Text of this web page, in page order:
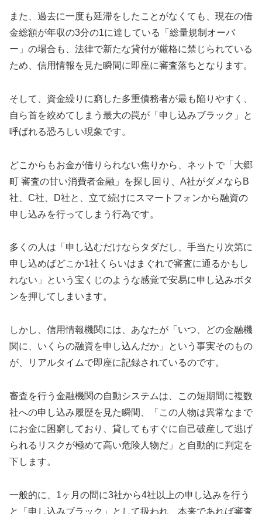
また、過去に一度も延滞をしたことがなくても、現在の借
金総額が年収の3分の1に達している「総量規制オーバ
ー」の場合も、法律で新たな貸付が厳格に禁じられている
ため、信用情報を見た瞬間に即座に審査落ちとなります。
そして、資金繰りに窮した多重債務者が最も陥りやすく、
自ら首を絞めてしまう最大の罠が「申し込みブラック」と
呼ばれる恐ろしい現象です。
どこからもお金が借りられない焦りから、ネットで「大郷
町 審査の甘い消費者金融」を探し回り、A社がダメならB
社、C社、D社と、立て続けにスマートフォンから融資の
申し込みを行ってしまう行為です。
多くの人は「申し込むだけならタダだし、手当たり次第に
申し込めばどこか1社くらいはまぐれで審査に通るかもし
れない」という宝くじのような感覚で安易に申し込みボタ
ンを押してしまいます。
しかし、信用情報機関には、あなたが「いつ、どの金融機
関に、いくらの融資を申し込んだか」という事実そのもの
が、リアルタイムで即座に記録されているのです。
審査を行う金融機関の自動システムは、この短期間に複数
社への申し込み履歴を見た瞬間、「この人物は異常なまで
にお金に困窮しており、貸してもすぐに自己破産して逃げ
られるリスクが極めて高い危険人物だ」と自動的に判定を
下します。
一般的に、1ヶ月の間に3社から4社以上の申し込みを行う
と「申し込みブラック」として扱われ、本来であれば審査